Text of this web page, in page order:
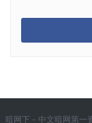
暗网下 - 中文暗网第一